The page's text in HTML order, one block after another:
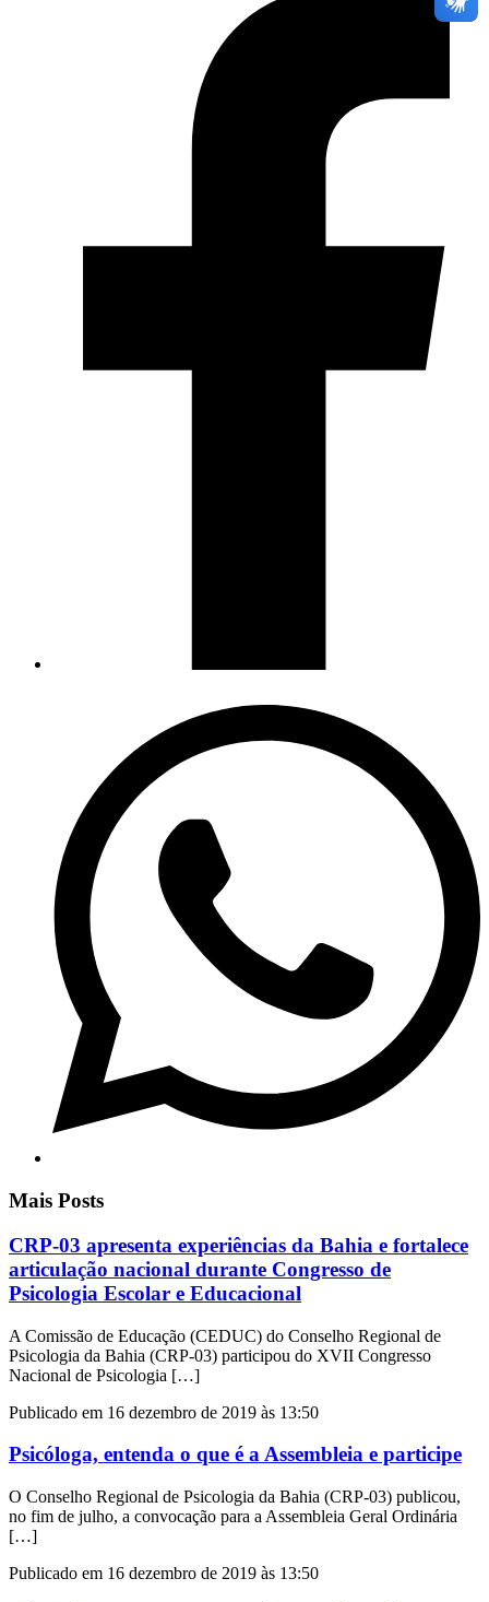
Mais Posts
CRP-03 apresenta experiências da Bahia e fortalece
articulação nacional durante Congresso de
Psicologia Escolar e Educacional
A Comissão de Educação (CEDUC) do Conselho Regional de
Psicologia da Bahia (CRP-03) participou do XVII Congresso
Nacional de Psicologia […]
Publicado em 16 dezembro de 2019 às 13:50
Psicóloga, entenda o que é a Assembleia e participe
O Conselho Regional de Psicologia da Bahia (CRP-03) publicou,
no fim de julho, a convocação para a Assembleia Geral Ordinária
[…]
Publicado em 16 dezembro de 2019 às 13:50